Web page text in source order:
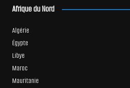
Afrique du Nord
Algérie
Égypte
Libye
Maroc
Mauritanie